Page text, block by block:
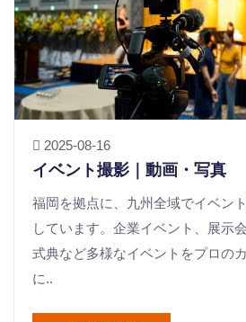
2025-08-16
イベント撮影｜動画・写真
福岡を拠点に、九州全域でイベン
しています。企業イベント、展示
式典など多様なイベントをプロの
に..